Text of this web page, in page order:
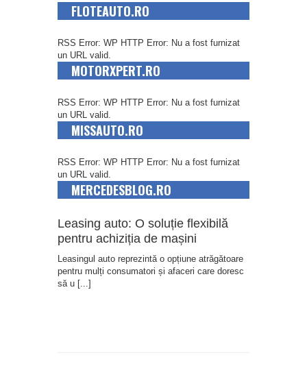
FLOTEAUTO.RO
RSS Error: WP HTTP Error: Nu a fost furnizat
un URL valid.
MOTORXPERT.RO
RSS Error: WP HTTP Error: Nu a fost furnizat
un URL valid.
MISSAUTO.RO
RSS Error: WP HTTP Error: Nu a fost furnizat
un URL valid.
MERCEDESBLOG.RO
Leasing auto: O soluție flexibilă
pentru achiziția de mașini
Leasingul auto reprezintă o opțiune atrăgătoare
pentru mulți consumatori și afaceri care doresc
să u [...]